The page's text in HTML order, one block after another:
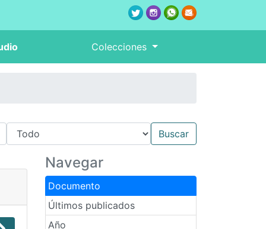
Colecciones
Navegar
Documento
Últimos publicados
Año